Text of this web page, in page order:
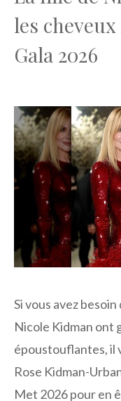
les
Gala 2026
Si vous avez
Nicole Kidman ont
époustouflantes, il
Rose Kidman-
Met 2026 pour en